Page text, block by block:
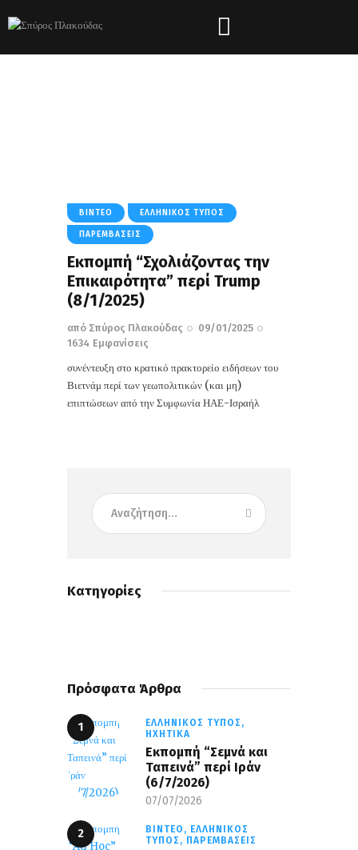
ΒΊΝΤΕΟ ΕΛΛΗΝΙΚΌΣ ΤΎΠΟΣ
ΠΑΡΕΜΒΆΣΕΙΣ
Εκπομπή “Σχολιάζοντας την
Επικαιρότητα” περί Trump
(8/1/2025)
από Σπύρος Πλακούδας
09/01/2025
1634 Εμφανίσεις
συνέντευξη στο κρατικό πρακτορείο ειδήσεων του
Βιετνάμ περί των γεωπολιτικών (και μη)
επιπτώσεων από την Συμφωνία ΗΑΕ-Ισραήλ
Κατηγορίες
Πρόσφατα Άρθρα
ΕΛΛΗΝΙΚΌΣ ΤΎΠΟΣ,
ΗΧΗΤΙΚΆ
Εκπομπή “Σεμνά και
Ταπεινά” περί Ιράν
(6/7/2026)
07/07/2026
ΒΊΝΤΕΟ, ΕΛΛΗΝΙΚΌΣ
ΤΎΠΟΣ, ΠΑΡΕΜΒΆΣΕΙΣ